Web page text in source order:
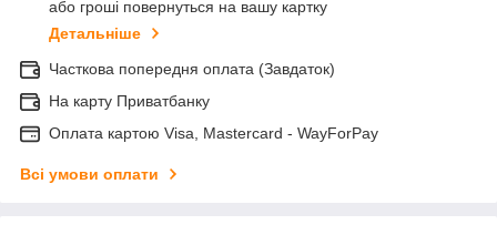
або гроші повернуться на вашу картку
Детальніше
Часткова попередня оплата (Завдаток)
На карту Приватбанку
Оплата картою Visa, Mastercard - WayForPay
Всі умови оплати